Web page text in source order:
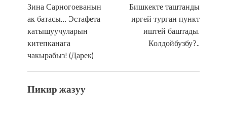
Зина Сарногоеванын
ак батасы… Эстафета
катышуучуларын
китепканага
чакырабыз! (Дарек)
Бишкекте таштанды
иргей турган пункт
иштей баштады.
Колдойбузбу?..
Пикир жазуу